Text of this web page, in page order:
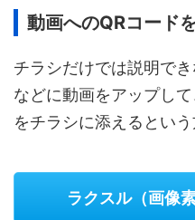
動画へのQRコード
チラシだけでは説明で
などに動画をアップし
をチラシに添えるという
ラクスル（画像